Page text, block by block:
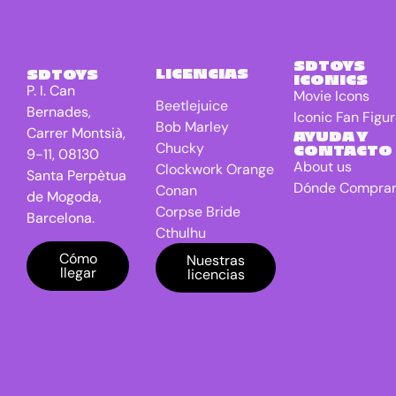
Freddy VS
Jason
Friday the
13th
Game Of
Thrones TV
series
Gremlins
Harry
Potter
SDTOYS
P. I. Can
Bernades,
Carrer Montsià,
9-11, 08130
Santa Perpètua
de Mogoda,
Barcelona.
Cómo
llegar
LICENCIAS
Beetlejuice
Bob Marley
Chucky
Clockwork Orange
Conan
Corpse Bride
Cthulhu
DC Universe
Batman
Dragon Ball
Nuestras
licencias
SDTOYS
ICONICS
Movie Icons
Iconic Fan
AYUDA Y
CONTACTO
About us
Dónde Comprar